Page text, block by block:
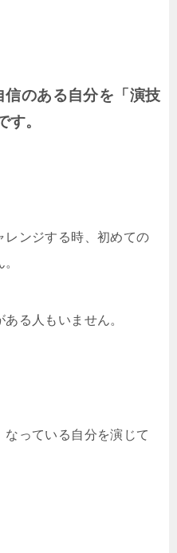
のある自分を「演技
。
ンジする時、初めての
る人もいません。
っている自分を演じて